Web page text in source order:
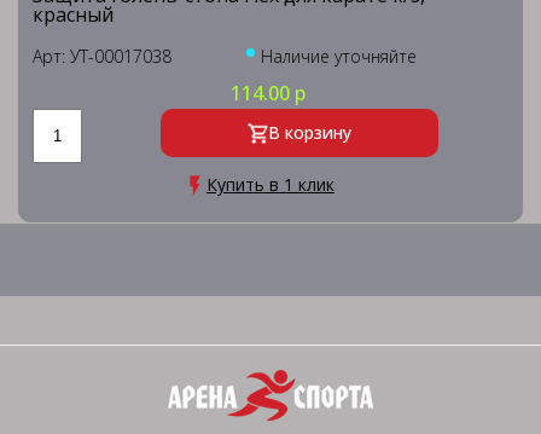
красный
Арт: УТ-00017038 Наличие уточняйте
114.00 р
В корзину
Купить в 1 клик